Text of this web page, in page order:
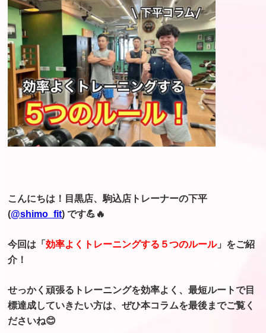
こんにちは！目黒店、駒込店トレーナーの下平
(@shimo_fit) です💪🔥
今回は「効率よくトレーニングする５つのルール」をご紹
介！
せっかく頑張るトレーニングを効率よく、最短ルートで目
標達成していきたい方は、ぜひ本コラムを最後までご覧く
ださいね😊